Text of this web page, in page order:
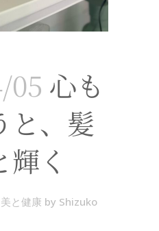
05 心も
と、髪
く
美と健康 by Shizuko